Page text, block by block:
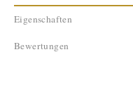
Eigenschaften
Bewertungen